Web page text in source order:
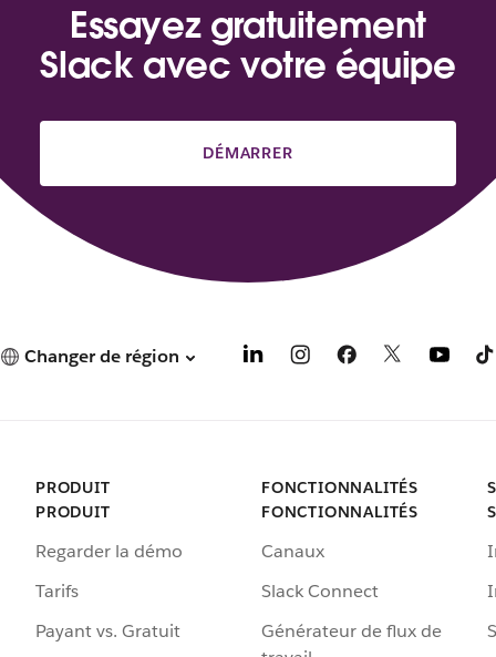
Essayez gratuitement
Slack avec votre équipe
DÉMARRER
Changer de région
PRODUIT
PRODUIT
Regarder la démo
Tarifs
Payant vs. Gratuit
FONCTIONNALITÉS
FONCTIONNALITÉS
Canaux
Slack Connect
Générateur de flux de